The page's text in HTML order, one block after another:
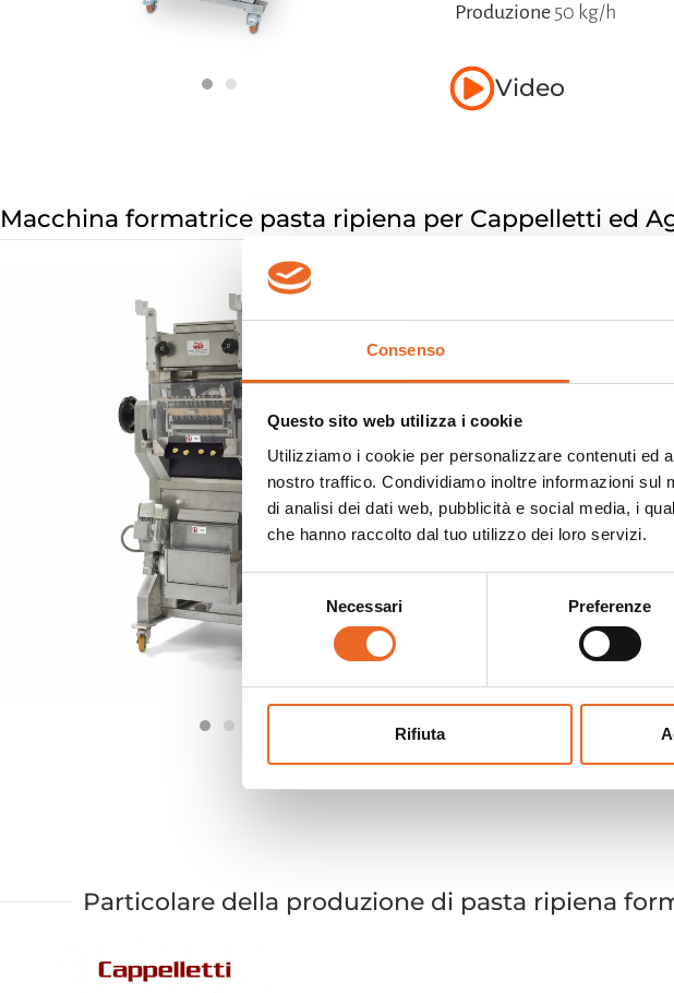
Consenso
Questo sito web utilizza i cookie
Utilizziamo i cookie per personalizzare contenuti ed
nostro traffico. Condividiamo inoltre informazioni
di analisi dei dati web, pubblicità e social media, i
che hanno raccolto dal tuo utilizzo dei loro servizi.
Selezione
del
consenso
Necessari Preferenze
Rifiuta
Produzione 50 kg/h
Video
Macchina formatrice pasta ripiena per Cappelletti ed
macchina in funzione.
Produzione
Dati tecnici
Video
Particolare della produzione di pasta ripiena